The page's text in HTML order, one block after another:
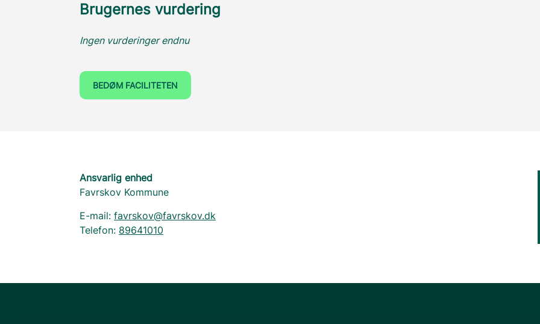
Brugernes vurdering
Ingen vurderinger endnu
BEDØM FACILITETEN
Ansvarlig enhed
Favrskov Kommune
E-mail: favrskov@favrskov.dk
Telefon: 89641010